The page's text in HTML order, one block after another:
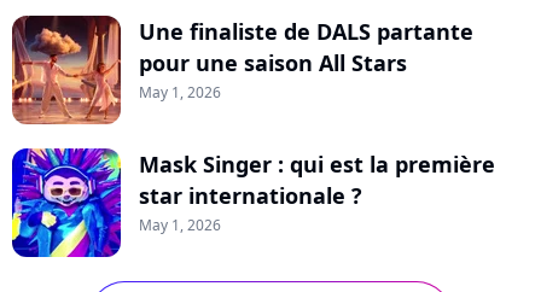
Une finaliste de DALS partante
pour une saison All Stars
May 1, 2026
Mask Singer : qui est la première
star internationale ?
May 1, 2026